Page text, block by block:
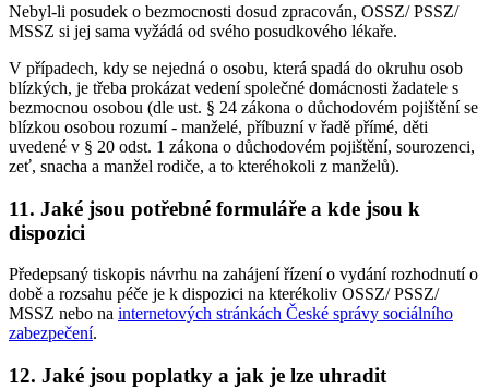
Nebyl-li posudek o bezmocnosti dosud zpracován, OSSZ/ PSSZ/
MSSZ si jej sama vyžádá od svého posudkového lékaře.
V případech, kdy se nejedná o osobu, která spadá do okruhu osob
blízkých, je třeba prokázat vedení společné domácnosti žadatele s
bezmocnou osobou (dle ust. § 24 zákona o důchodovém pojištění se
blízkou osobou rozumí - manželé, příbuzní v řadě přímé, děti
uvedené v § 20 odst. 1 zákona o důchodovém pojištění, sourozenci,
zeť, snacha a manžel rodiče, a to kteréhokoli z manželů).
11. Jaké jsou potřebné formuláře a kde jsou k
dispozici
Předepsaný tiskopis návrhu na zahájení řízení o vydání rozhodnutí o
době a rozsahu péče je k dispozici na kterékoliv OSSZ/ PSSZ/
MSSZ nebo na internetových stránkách České správy sociálního
zabezpečení.
12. Jaké jsou poplatky a jak je lze uhradit